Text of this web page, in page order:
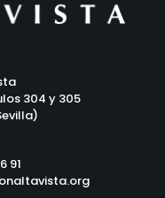
304 y 305
91